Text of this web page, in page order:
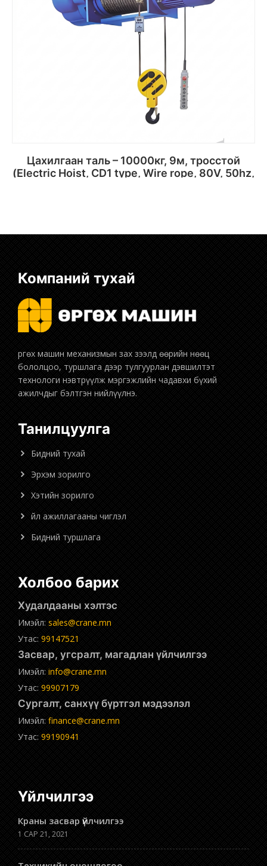
Цахилгаан таль – 10000кг, 9м, тросстой
(Electric Hoist, CD1 type, Wire rope, 80V, 50hz,
Компаний тухай
бололцоо, туршлага дээр тулгуурлан дэвшилтэт
технологи нэвтрүүлж мэргэжлийн чадавхи бүхий
ажилчдыг бэлтгэн нийлүүлнэ.
Танилцуулга
Бидний тухай
Эрхэм зорилго
Хэтийн зорилго
Үйл ажиллагааны чиглэл
Бидний туршлага
Холбоо барих
Худалдааны хэлтэс
Имэйл: sales@crane.mn
Утас: 99147521
Засвар, угсралт, магадлан үйлчилгээ
Имэйл: info@crane.mn
Утас: 99907179
Сургалт, санхүү бүртгэл мэдээлэл
Имэйл: finance@crane.mn
Утас: 99190941
Үйлчилгээ
Краны засвар үйлчилгээ
1 САР 21, 2021